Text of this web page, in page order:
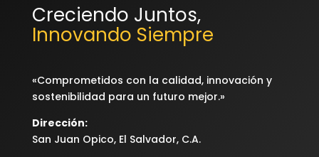
Creciendo Juntos,
Innovando Siempre
«Comprometidos con la calidad, innovación y
sostenibilidad para un futuro mejor.»
Dirección:
San Juan Opico, El Salvador, C.A.